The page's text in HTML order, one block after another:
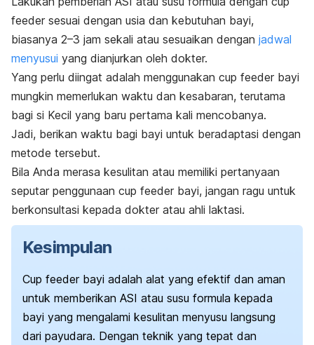
feeder sesuai dengan usia dan kebutuhan bayi,
biasanya 2–3 jam sekali atau sesuaikan dengan jadwal
menyusui yang dianjurkan oleh dokter.
Yang perlu diingat adalah menggunakan cup feeder bayi
mungkin memerlukan waktu dan kesabaran, terutama
bagi si Kecil yang baru pertama kali mencobanya.
Jadi, berikan waktu bagi bayi untuk beradaptasi dengan
metode tersebut.
Bila Anda merasa kesulitan atau memiliki pertanyaan
seputar penggunaan cup feeder bayi, jangan ragu untuk
berkonsultasi kepada dokter atau ahli laktasi.
Kesimpulan
Cup feederbayi adalah alat yang efektif dan aman
untuk memberikan ASI atau susu formula kepada
bayi yang mengalami kesulitan menyusu langsung
dari payudara. Dengan teknik yang tepat dan